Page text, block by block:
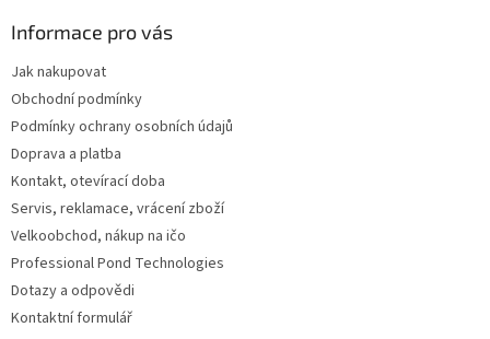
Informace pro vás
Jak nakupovat
Obchodní podmínky
Podmínky ochrany osobních údajů
Doprava a platba
Kontakt, otevírací doba
Servis, reklamace, vrácení zboží
Velkoobchod, nákup na ičo
Professional Pond Technologies
Dotazy a odpovědi
Kontaktní formulář